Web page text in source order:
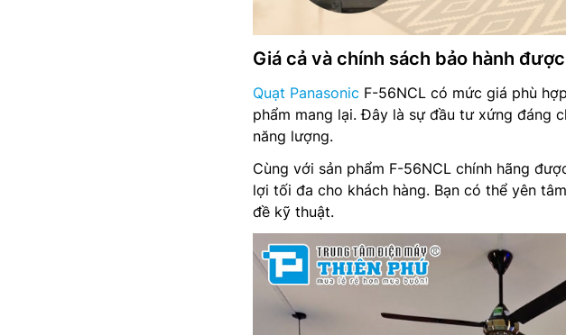
Giá cả và chính sách bảo hành
Quạt Panasonic F-56NCL có mức giá phù
phẩm mang lại. Đây là sự đầu tư xứng đáng
năng lượng.
Cùng với sản phẩm F-56NCL chính hãng
lợi tối đa cho khách hàng. Bạn có thể yên
đề kỹ thuật.